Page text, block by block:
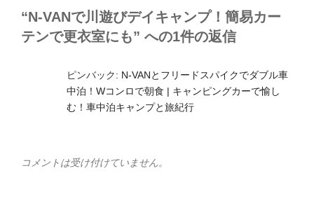
“N-VANで川遊びデイキャンプ！簡易カー
テンで更衣室にも” への1件の返信
ピンバック: N-VANとフリードスパイクでダブル車
中泊！Wコンロで朝食 | キャンピングカーで愉し
む！車中泊キャンプと旅紀行
コメントは受け付けていません。